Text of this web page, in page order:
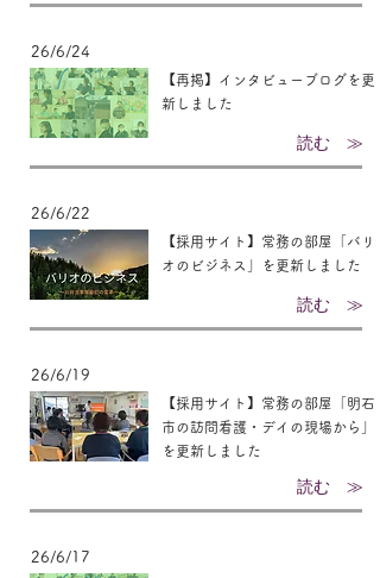
26/6/24
【再掲】インタビューブログを更
新しました
読む ≫
26/6/22
【採用サイト】常務の部屋「バリ
オのビジネス」を更新しました
読む ≫
26/6/19
【採用サイト】常務の部屋「明石
市の訪問看護・デイの現場から」
を更新しました
読む ≫
26/6/17